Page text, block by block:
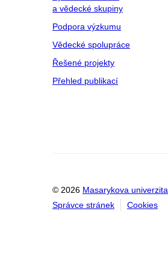
a vědecké skupiny
Podpora výzkumu
Vědecké spolupráce
Řešené projekty
Přehled publikací
© 2026 Masarykova univerzita
Správce stránek
Cookies